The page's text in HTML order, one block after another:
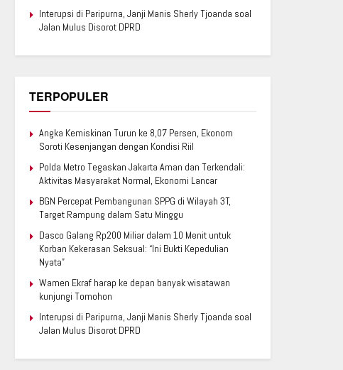
Interupsi di Paripurna, Janji Manis Sherly Tjoanda soal
Jalan Mulus Disorot DPRD
TERPOPULER
Angka Kemiskinan Turun ke 8,07 Persen, Ekonom
Soroti Kesenjangan dengan Kondisi Riil
Polda Metro Tegaskan Jakarta Aman dan Terkendali:
Aktivitas Masyarakat Normal, Ekonomi Lancar
BGN Percepat Pembangunan SPPG di Wilayah 3T,
Target Rampung dalam Satu Minggu
Dasco Galang Rp200 Miliar dalam 10 Menit untuk
Korban Kekerasan Seksual: “Ini Bukti Kepedulian
Nyata”
Wamen Ekraf harap ke depan banyak wisatawan
kunjungi Tomohon
Interupsi di Paripurna, Janji Manis Sherly Tjoanda soal
Jalan Mulus Disorot DPRD